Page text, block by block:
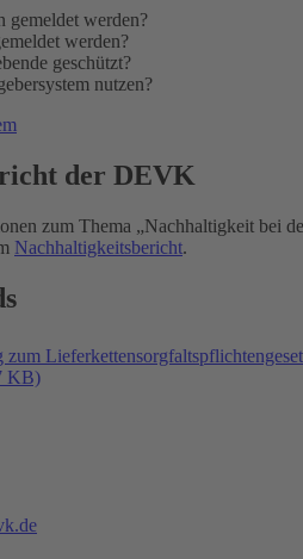
gemeldet werden?
werden?
geschützt?
nutzen?
der DEVK
zum Thema „Nachhaltigkeit bei
Nachhaltigkeitsbericht.
zum
KB)